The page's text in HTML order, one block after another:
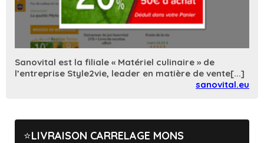
Sanovital est la filiale « Matériel culinaire » de
l’entreprise Style2vie, leader en matière de vente[...]
sanovital.eu
LIVRAISON CARRELAGE MONS